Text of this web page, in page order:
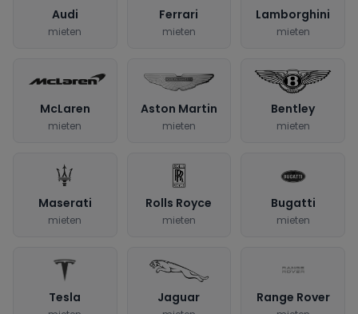
Audi
mieten
Ferrari
mieten
Lamborghini
mieten
McLaren
mieten
Aston Martin
mieten
Bentley
mieten
Maserati
mieten
Rolls Royce
mieten
Bugatti
mieten
Tesla Jaguar Range Rover